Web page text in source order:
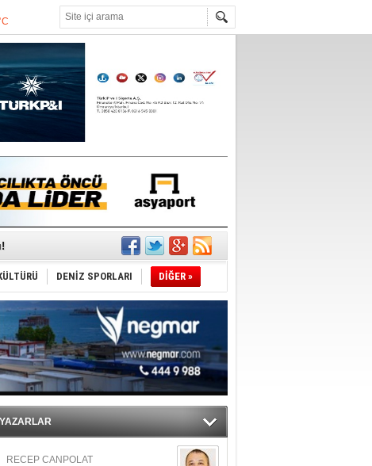
34 °C
oldu
yapacak
ekliyor
DENİZ SPORLARI DİĞER »
YAZARLAR
RECEP CANPOLAT